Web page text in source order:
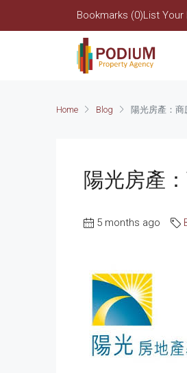
Bookmarks (0)List
Home Blog 陽光房產：
陽光房產
5 months ago